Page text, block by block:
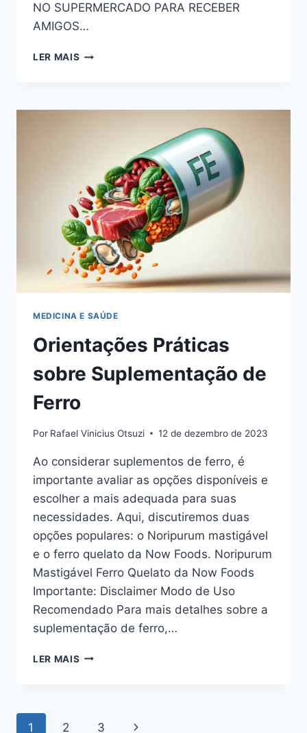
NO SUPERMERCADO PARA RECEBER
AMIGOS…
LER MAIS RECEBENDO
PARA
TARDE
MEDICINA E SAÚDE
Orientações Práticas
sobre Suplementação de
Ferro
Por Rafael Vinicius Otsuzi 12 de dezembro de 2023
Ao considerar suplementos de ferro, é
importante avaliar as opções disponíveis e
escolher a mais adequada para suas
necessidades. Aqui, discutiremos duas
opções populares: o Noripurum mastigável
e o ferro quelato da Now Foods. Noripurum
Mastigável Ferro Quelato da Now Foods
Importante: Disclaimer Modo de Uso
Recomendado Para mais detalhes sobre a
suplementação de ferro,…
LER MAIS ORIENTAÇÕES
FERRO
Navegação
1 2 3 Página